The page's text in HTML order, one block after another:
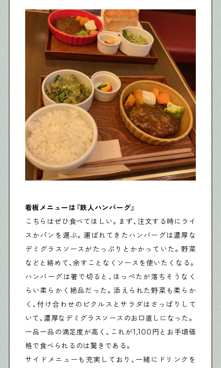
看板メニューは『鉄人ハンバーグ』
こちらはぜひ食べてほしい。まず、注文する時にライ
スかパンを選ぶ。運ばれてきたハンバーグは濃厚な
デミグラスソースがたっぷりとかかっていた。野菜
などと絡めて、余すことなくソースを使いたくなる。
ハンバーグは箸で切ると、ほっぺたが落ちそうなく
らい柔らかく絶品だった。添えられた野菜も柔らか
く、付け合わせのピクルスとサラダはさっぱりして
いて、濃厚なデミグラスソースのお口直しになった。
一品一品の満足度が高く、これが1,100円とお手頃価
格で食べられるのは驚きである。
サイドメニューも充実しており、一緒にドリンクを